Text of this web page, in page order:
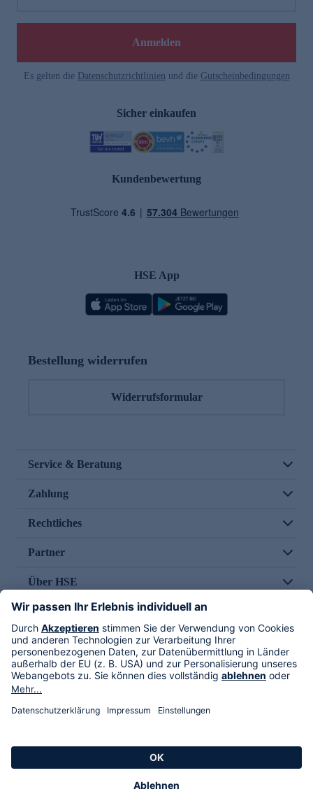
Anmelden
Es gelten die Datenschutzrichtlinien und die Gutscheinbedingungen
Sicher einkaufen
Kundenbewertung
HSE App
Bestellung widerrufen
Widerrufsformular
Service & Beratung
Zahlung
Rechtliches
Partner
Über HSE
Im TV
HSE International